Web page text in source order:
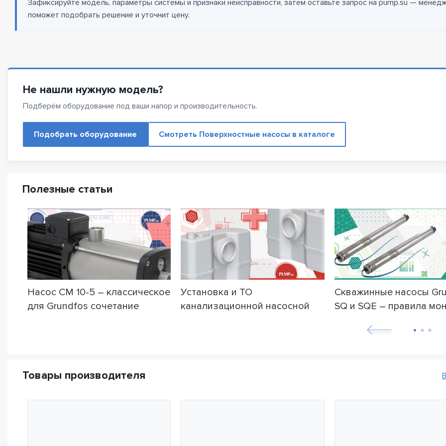
Зафиксируйте модель, параметры системы и признаки неисправности, затем оставьте запрос на pump.su —
поможет подобрать решение и уточнит цену.
Не нашли нужную модель?
Подберём оборудование под ваши напор и производительность.
Подобрать оборудование Смотреть Поверхностные насосы в каталоге
Полезные статьи
Насос CM 10-5 – классическое
для Grundfos сочетание
Установка и ТО
канализационной насосной
Скважинные насосы
SQ и SQE – правила
Товары производителя